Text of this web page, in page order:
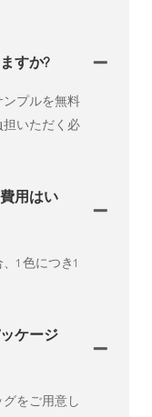
すか?
プルを無料
いただく必
用はい
1色につき1
ケージ
をご用意し